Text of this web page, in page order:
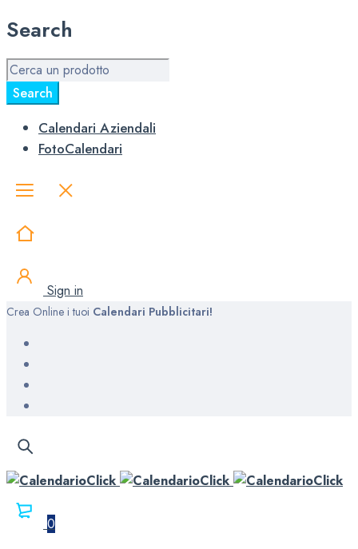
Search
Calendari Aziendali
FotoCalendari
Sign in
Crea Online i tuoi Calendari Pubblicitari!
0